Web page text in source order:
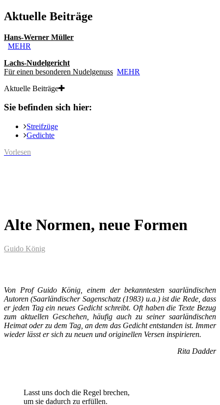
Aktuelle Beiträge
Hans-Werner Müller
MEHR
Lachs-Nudelgericht
Für einen besonderen Nudelgenuss MEHR
Aktuelle Beiträge
Sie befinden sich hier:
Streifzüge
Gedichte
Vorlesen
Alte Normen, neue Formen
Guido König
Von Prof Guido König, einem der bekanntesten saarländischen
Autoren (Saarländischer Sagenschatz (1983) u.a.) ist die Rede, dass
er jeden Tag ein neues Gedicht schreibt. Oft haben die Texte Bezug
zum aktuellen Geschehen, häufig auch zu seiner saarländischen
Heimat oder zu dem Tag, an dem das Gedicht entstanden ist. Immer
wieder lässt er sich zu neuen und originellen Versen inspirieren.
Rita Dadder
Lasst uns doch die Regel brechen,
um sie dadurch zu erfüllen.